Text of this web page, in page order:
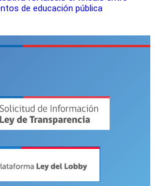
de educación pública